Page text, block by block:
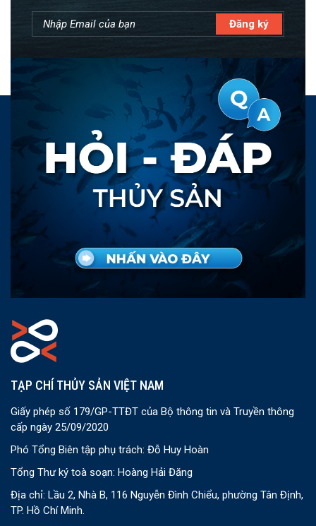
TẠP CHÍ THỦY SẢN VIỆT NAM
Giấy phép số 179/GP-TTĐT của Bộ thông tin và Truyền thông
cấp ngày 25/09/2020
Phó Tổng Biên tập phụ trách: Đỗ Huy Hoàn
Tổng Thư ký toà soạn: Hoàng Hải Đăng
Địa chỉ: Lầu 2, Nhà B, 116 Nguyễn Đình Chiểu, phường Tân Định,
TP. Hồ Chí Minh.